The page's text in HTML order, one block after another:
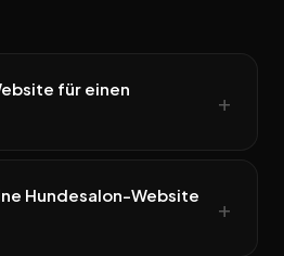
für einen
Hundesalon-Website